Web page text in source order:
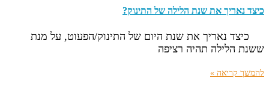
כיצד נאריך את שנת הלילה של התינוק?
כיצד נאריך את שנת היום של התינוק/הפעוט, על מנת
ששנת הלילה תהיה רציפה
להמשך קריאה »